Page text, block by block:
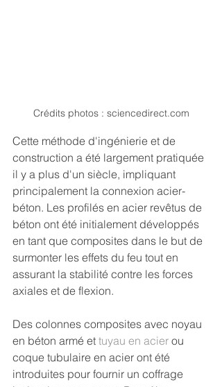
Crédits photos : sciencedirect.com
Cette méthode d'ingénierie et de
construction a été largement pratiquée
il y a plus d'un siècle, impliquant
principalement la connexion acier-
béton. Les profilés en acier revêtus de
béton ont été initialement développés
en tant que composites dans le but de
surmonter les effets du feu tout en
assurant la stabilité contre les forces
axiales et de flexion.
Des colonnes composites avec noyau
en béton armé et tuyau en acier ou
coque tubulaire en acier ont été
introduites pour fournir un coffrage